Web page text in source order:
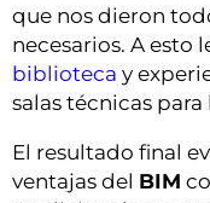
que nos dieron
necesarios. A esto
biblioteca y
salas técnicas para
El resultado final
ventajas del BIM